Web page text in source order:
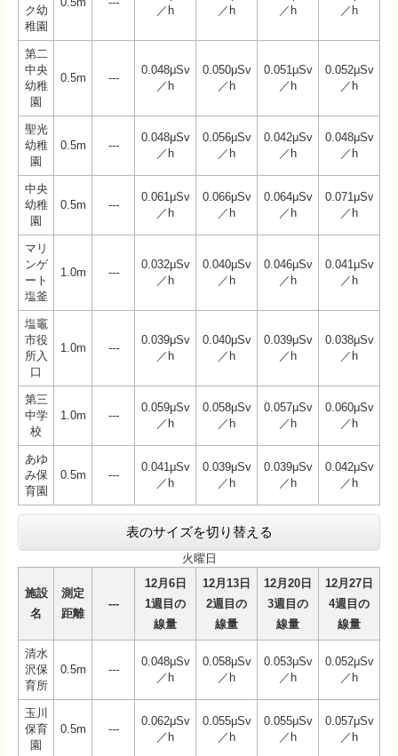
ク幼
稚園
／h
／h
／h
／h
第二
中央
幼稚
園
0.5m ---
0.048μSv
／h
0.050μSv
／h
0.051μSv
／h
0.052μSv
／h
聖光
幼稚
園
0.5m ---
0.048μSv
／h
0.056μSv
／h
0.042μSv
／h
0.048μSv
／h
中央
幼稚
園
0.5m ---
0.061μSv
／h
0.066μSv
／h
0.064μSv
／h
0.071μSv
／h
マリ
ンゲ
ート
塩釜
1.0m ---
0.032μSv
／h
0.040μSv
／h
0.046μSv
／h
0.041μSv
／h
塩竈
市役
所入
口
1.0m ---
0.039μSv
／h
0.040μSv
／h
0.039μSv
／h
0.038μSv
／h
第三
中学
校
1.0m ---
0.059μSv
／h
0.058μSv
／h
0.057μSv
／h
0.060μSv
／h
あゆ
み保
育園
0.5m ---
0.041μSv
／h
0.039μSv
／h
0.039μSv
／h
0.042μSv
／h
表のサイズを切り替える
火曜日
施設
名
測定
距離
---
12月6日
1週目の
線量
12月13日
2週目の
線量
12月20日
3週目の
線量
12月27日
4週目の
線量
清水
沢保
育所
0.5m ---
0.048μSv
／h
0.058μSv
／h
0.053μSv
／h
0.052μSv
／h
玉川
保育
園
0.5m ---
0.062μSv
／h
0.055μSv
／h
0.055μSv
／h
0.057μSv
／h